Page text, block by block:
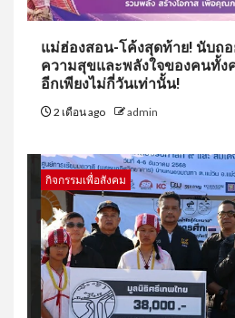
แม่ฮ่องสอน-โค้งสุดท้าย! นับถ
ความสุขและพลังใจของคนทั้ง
อีกเพียงไม่กี่วันเท่านั้น!
2 เดือน ago admin
กิจกรรมเพื่อสังคม